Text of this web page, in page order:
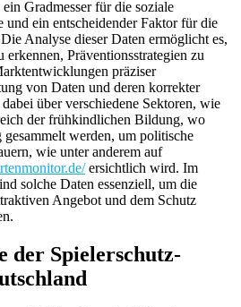
Gradmesser für die soziale
und ein entscheidender Faktor für die
Analyse dieser Daten ermöglicht es,
Präventionsstrategien zu
präziser
von Daten und deren korrekter
über verschiedene Sektoren, wie
der frühkindlichen Bildung, wo
werden, um politische
wie unter anderem auf
ersichtlich wird. Im
solche Daten essenziell, um die
Angebot und dem Schutz
der Spielerschutz-